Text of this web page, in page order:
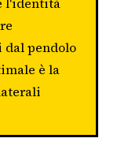
pendolo
è la